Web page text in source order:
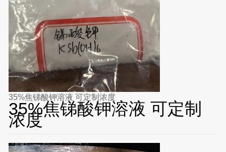
35%焦锑酸钾溶液 可定制浓度
35%焦锑酸钾溶液 可定制
浓度